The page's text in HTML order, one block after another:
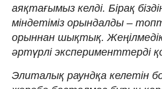
аяқтағымыз келді. Бірақ
міндетіміз орындалды –
орыннан шықтық.
әртүрлі эксперименттерді
Элиталық раундқа келетін